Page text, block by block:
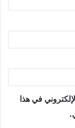
في هذا